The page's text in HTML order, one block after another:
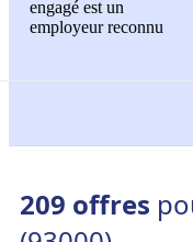
engagé est un
employeur reconnu
209 offres